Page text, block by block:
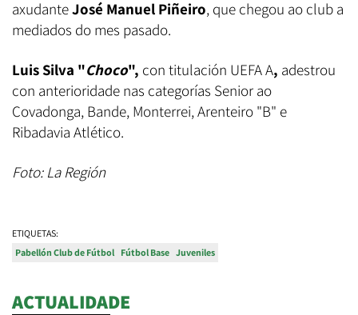
axudanteJosé Manuel Piñeiro, que chegou ao club a
mediados do mes pasado.
Luis Silva "Choco", con titulación UEFA A, adestrou
con anterioridade nas categorías Senior ao
Covadonga, Bande, Monterrei, Arenteiro "B" e
Ribadavia Atlético.
Foto: La Región
ETIQUETAS:
Pabellón Club de Fútbol Fútbol Base Juveniles
ACTUALIDADE